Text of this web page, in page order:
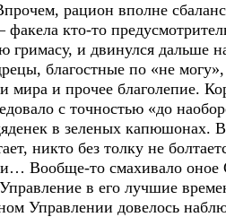
рацион вполне
кто-то
и двинулся дальше
благостные по «не
и прочее благолепие.
с точностью «до
в зеленых капюшонах.
никто без толку не
Вообще-то смахивало
в его лучшие
Управлении довелось